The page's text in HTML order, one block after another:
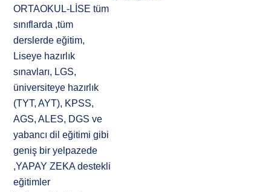
ORTAOKUL-LİSE tüm
sınıflarda ,tüm
derslerde eğitim,
Liseye hazırlık
sınavları, LGS,
üniversiteye hazırlık
(TYT, AYT), KPSS,
AGS, ALES, DGS ve
yabancı dil eğitimi gibi
geniş bir yelpazede
,YAPAY ZEKA destekli
eğitimler